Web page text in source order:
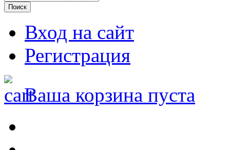
Вход на сайт
Регистрация
Ваша корзина пуста